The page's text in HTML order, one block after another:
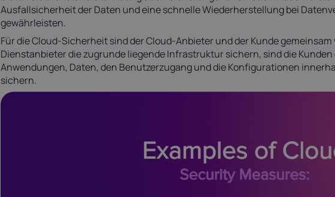
Ausfallsicherheit der Daten und eine schnelle Wiederherstellung bei
gewährleisten.
Für die Cloud-Sicherheit sind der Cloud-Anbieter und der Kunde
Dienstanbieter die zugrunde liegende Infrastruktur sichern, sind die
Anwendungen, Daten, den Benutzerzugang und die Konfigurationen
sichern.